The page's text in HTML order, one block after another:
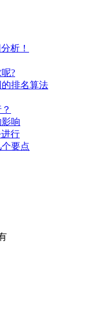
析！
?
排名算法
响
行
要点